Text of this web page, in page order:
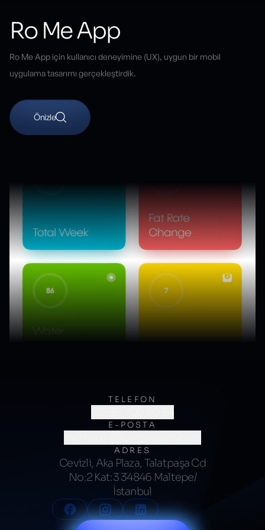
Ro Me App
Ro Me App için kullanıcı deneyimine (UX), uygun bir mobil
uygulama tasarımı gerçekleştirdik.
Önizle
TELEFON
(0216) 706 60 64
E-POSTA
ADRES
Cevizli, Aka Plaza, Talatpaşa Cd
No:2 Kat:3 34846 Maltepe/
İstanbul